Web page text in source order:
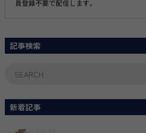
員登録不要で配信します。
記事検索
新着記事